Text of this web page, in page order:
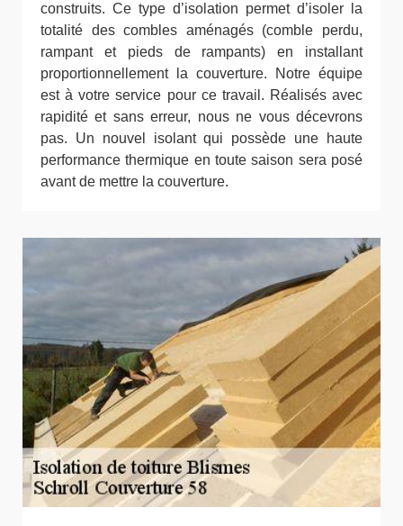
construits. Ce type d’isolation permet d’isoler la
totalité des combles aménagés (comble perdu,
rampant et pieds de rampants) en installant
proportionnellement la couverture. Notre équipe
est à votre service pour ce travail. Réalisés avec
rapidité et sans erreur, nous ne vous décevrons
pas. Un nouvel isolant qui possède une haute
performance thermique en toute saison sera posé
avant de mettre la couverture.